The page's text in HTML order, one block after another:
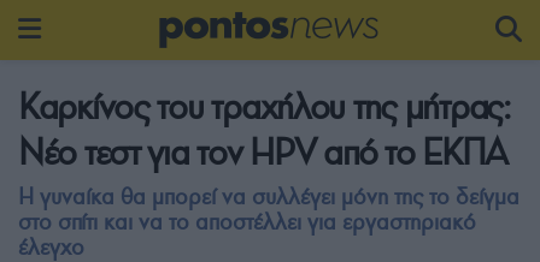
Καρκίνος του τραχήλου της μήτρας:
Νέο τεστ για τον HPV από το ΕΚΠΑ
Η γυναίκα θα μπορεί να συλλέγει μόνη της το δείγμα
στο σπίτι και να το αποστέλλει για εργαστηριακό
έλεγχο